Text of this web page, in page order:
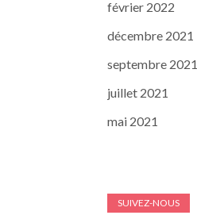
février 2022
décembre 2021
septembre 2021
juillet 2021
mai 2021
SUIVEZ-NOUS